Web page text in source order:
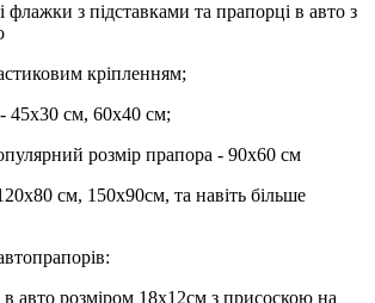
флажки з підставками та прапорці в авто з
кріпленням;
45х30 см, 60х40 см;
розмір прапора - 90х60 см
см, 150х90см, та навіть більше
в авто розміром 18х12см з присоскою на